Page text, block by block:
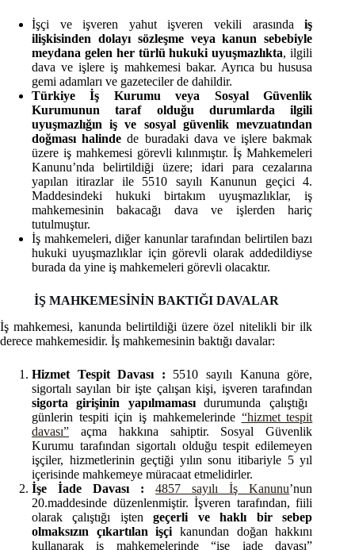
İşçi ve işveren yahut işveren vekili arasında iş
ilişkisinden dolayı sözleşme veya kanun sebebiyle
meydana gelen her türlü hukuki uyuşmazlıkta, ilgili
dava ve işlere iş mahkemesi bakar. Ayrıca bu hususa
gemi adamları ve gazeteciler de dahildir.
Türkiye İş Kurumu veya Sosyal Güvenlik
Kurumunun taraf olduğu durumlarda ilgili
uyuşmazlığın iş ve sosyal güvenlik mevzuatından
doğması halinde de buradaki dava ve işlere bakmak
üzere iş mahkemesi görevli kılınmıştır. İş Mahkemeleri
Kanunu’nda belirtildiği üzere; idari para cezalarına
yapılan itirazlar ile 5510 sayılı Kanunun geçici 4.
Maddesindeki hukuki birtakım uyuşmazlıklar, iş
mahkemesinin bakacağı dava ve işlerden hariç
tutulmuştur.
İş mahkemeleri, diğer kanunlar tarafından belirtilen bazı
hukuki uyuşmazlıklar için görevli olarak addedildiyse
burada da yine iş mahkemeleri görevli olacaktır.
İŞ MAHKEMESİNİN BAKTIĞI DAVALAR
İş mahkemesi, kanunda belirtildiği üzere özel nitelikli bir ilk
derece mahkemesidir. İş mahkemesinin baktığı davalar:
Hizmet Tespit Davası : 5510 sayılı Kanuna göre,
sigortalı sayılan bir işte çalışan kişi, işveren tarafından
sigorta girişinin yapılmamasıdurumunda çalıştığı
günlerin tespiti için iş mahkemelerinde “hizmet tespit
davası” açma hakkına sahiptir. Sosyal Güvenlik
Kurumu tarafından sigortalı olduğu tespit edilemeyen
işçiler, hizmetlerinin geçtiği yılın sonu itibariyle 5 yıl
içerisinde mahkemeye müracaat etmelidirler.
İşe İade Davası :4857 sayılı İş Kanunu’nun
20.maddesinde düzenlenmiştir. İşveren tarafından, fiili
olarak çalıştığı iştengeçerli ve haklı bir sebep
olmaksızın çıkartılan işçi kanundan doğan hakkını
kullanarak iş mahkemelerinde “işe iade davası”